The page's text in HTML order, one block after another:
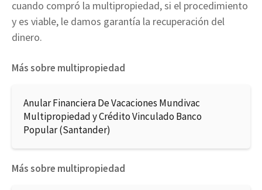
cuando compró la multipropiedad, si el procedimiento
y es viable, le damos garantía la recuperación del
dinero.
Más sobre multipropiedad
Anular Financiera De Vacaciones Mundivac
Multipropiedad y Crédito Vinculado Banco
Popular (Santander)
Más sobre multipropiedad